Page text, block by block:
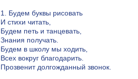
1. Будем буквы рисовать
И стихи читать,
Будем петь и танцевать,
Знания получать.
Будем в школу мы ходить,
Всех вокруг благодарить.
Прозвенит долгожданный звонок.